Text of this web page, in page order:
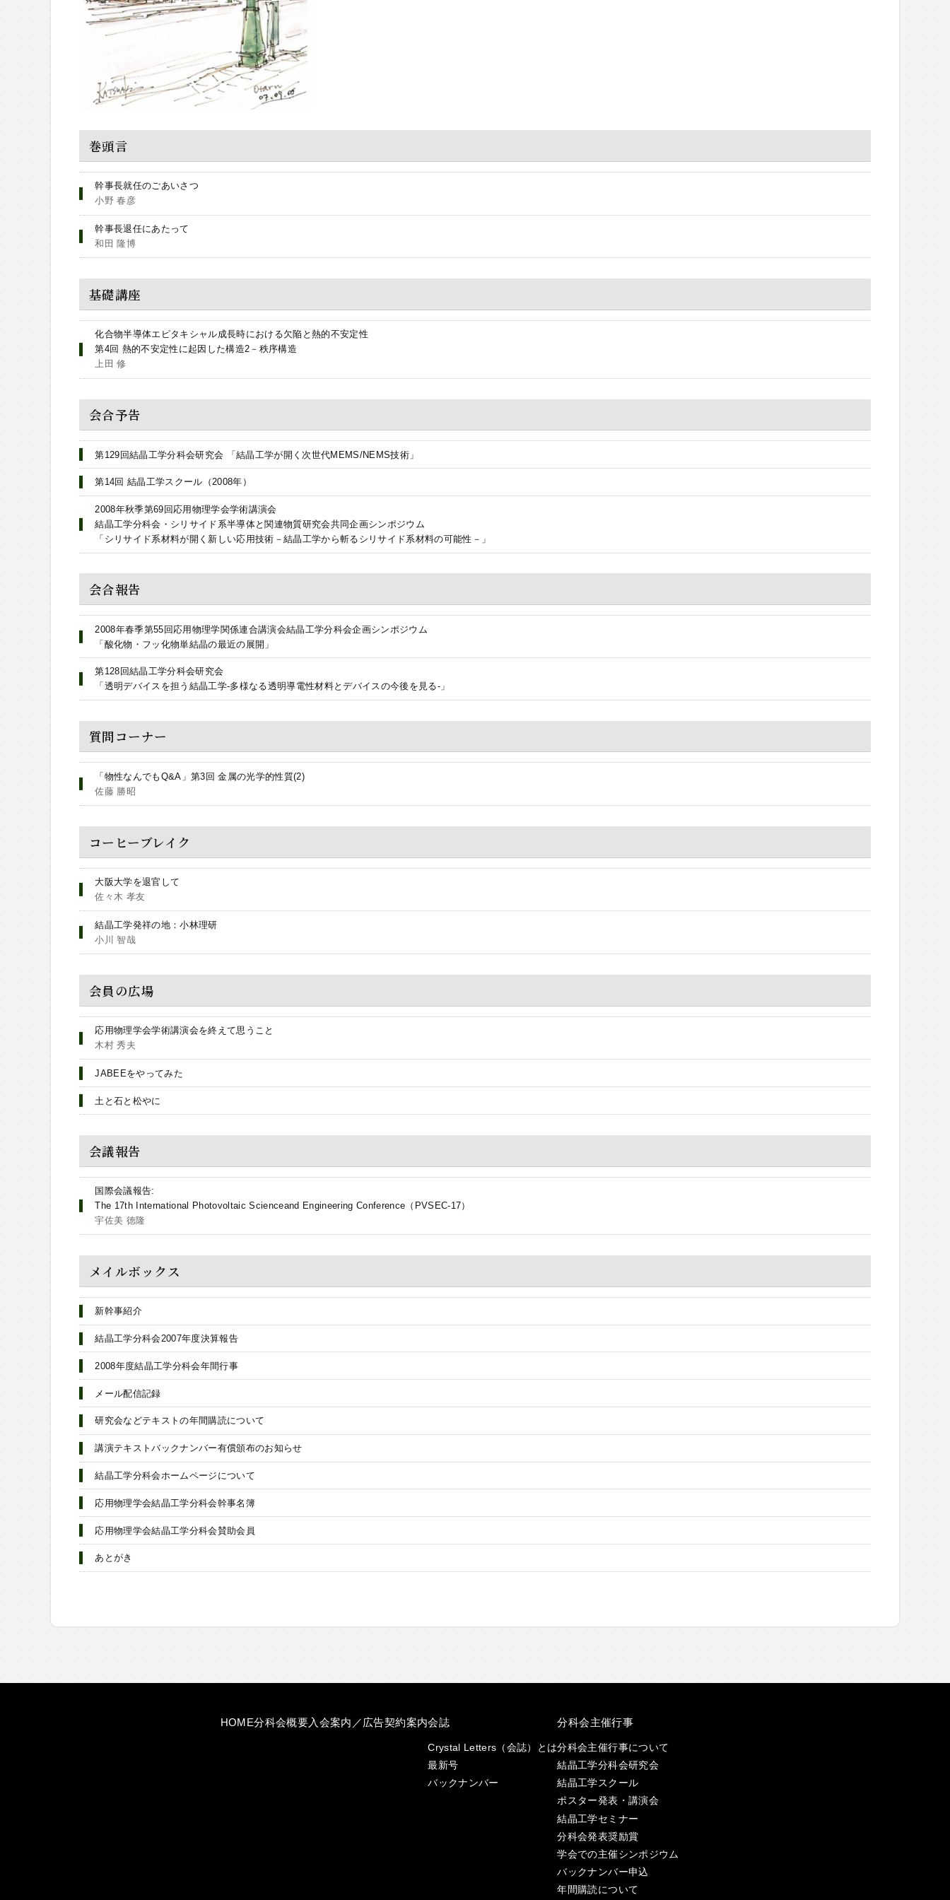
巻頭言
幹事長就任のごあいさつ
小野 春彦
幹事長退任にあたって
和田 隆博
基礎講座
化合物半導体エピタキシャル成長時における欠陥と熱的不安定性
第4回 熱的不安定性に起因した構造2－秩序構造
上田 修
会合予告
第129回結晶工学分科会研究会 「結晶工学が開く次世代MEMS/NEMS技術」
第14回 結晶工学スクール（2008年）
2008年秋季第69回応用物理学会学術講演会
結晶工学分科会・シリサイド系半導体と関連物質研究会共同企画シンポジウム
「シリサイド系材料が開く新しい応用技術－結晶工学から斬るシリサイド系材料の可能性－」
会合報告
2008年春季第55回応用物理学関係連合講演会結晶工学分科会企画シンポジウム
「酸化物・フッ化物単結晶の最近の展開」
第128回結晶工学分科会研究会
「透明デバイスを担う結晶工学-多様なる透明導電性材料とデバイスの今後を見る-」
質問コーナー
「物性なんでもQ&A」第3回 金属の光学的性質(2)
佐藤 勝昭
コーヒーブレイク
大阪大学を退官して
佐々木 孝友
結晶工学発祥の地：小林理研
小川 智哉
会員の広場
応用物理学会学術講演会を終えて思うこと
木村 秀夫
JABEEをやってみた
土と石と松やに
会議報告
国際会議報告:
The 17th International Photovoltaic Scienceand Engineering Conference（PVSEC-17）
宇佐美 徳隆
メイルボックス
新幹事紹介
結晶工学分科会2007年度決算報告
2008年度結晶工学分科会年間行事
メール配信記録
研究会などテキストの年間購読について
講演テキストバックナンバー有償頒布のお知らせ
結晶工学分科会ホームページについて
応用物理学会結晶工学分科会幹事名簿
応用物理学会結晶工学分科会賛助会員
あとがき
HOME分科会概要入会案内／広告契約案内会誌
Crystal Letters（会誌）とは
最新号
バックナンバー
分科会主催行事
分科会主催行事について
結晶工学分科会研究会
結晶工学スクール
ポスター発表・講演会
結晶工学セミナー
分科会発表奨励賞
学会での主催シンポジウム
バックナンバー申込
年間購読について